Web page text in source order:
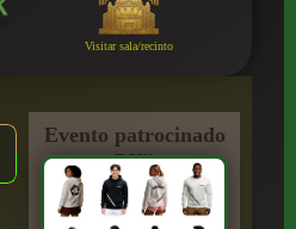
Visitar sala/recinto
Evento patrocinado
por: